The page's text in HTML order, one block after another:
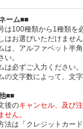
ーム■■
は100種類から1種類を
はお選びいただけません
は、アルファベット半
い。
は必ずご入力ください。
の文字数によって、文字
■■
後のキャンセル、及び
せん。
法は「クレジットカー